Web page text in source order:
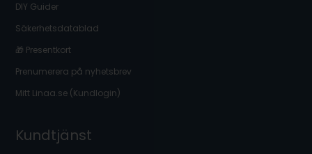
DIY Guider
Säkerhetsdatablad
🎁 Presentkort
Prenumerera på nyhetsbrev
Mitt Linaa.se (Kundlogin)
Kundtjänst